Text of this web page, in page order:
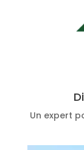
Un expert